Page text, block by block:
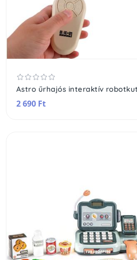
Astro űrhajós interaktív
2 690 Ft